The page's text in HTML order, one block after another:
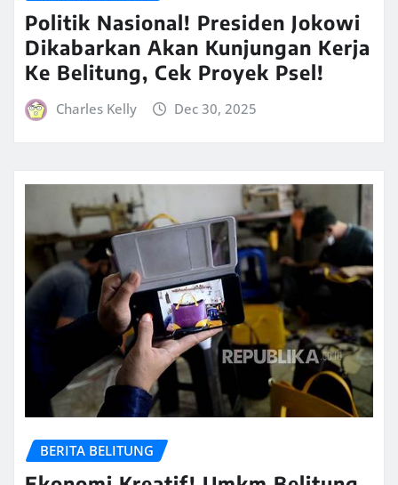
Politik Nasional! Presiden Jokowi
Dikabarkan Akan Kunjungan Kerja
Ke Belitung, Cek Proyek Psel!
Charles Kelly Dec 30, 2025
BERITA BELITUNG